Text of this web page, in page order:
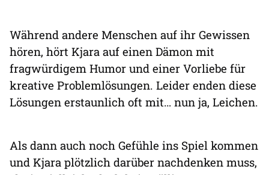
Während andere Menschen auf ihr Gewissen
hören, hört Kjara auf einen Dämon mit
fragwürdigem Humor und einer Vorliebe für
kreative Problemlösungen. Leider enden diese
Lösungen erstaunlich oft mit… nun ja, Leichen.
Als dann auch noch Gefühle ins Spiel kommen
und Kjara plötzlich darüber nachdenken muss,